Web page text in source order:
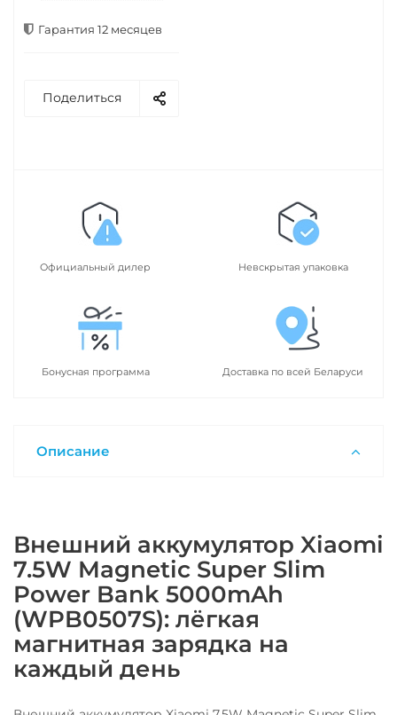
Гарантия 12 месяцев
Поделиться
Официальный дилер Невскрытая упаковка
Бонусная программа Доставка по всей Беларуси
Описание
Внешний аккумулятор Xiaomi
7.5W Magnetic Super Slim
Power Bank 5000mAh
(WPB0507S): лёгкая
магнитная зарядка на
каждый день